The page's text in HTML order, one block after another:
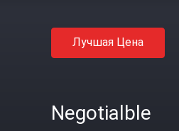
Лучшая Цена
Negotialble